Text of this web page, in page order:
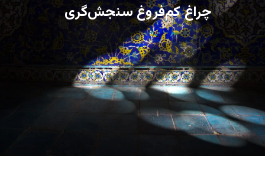
چراغ کم‌فروغ سنجش‌گری